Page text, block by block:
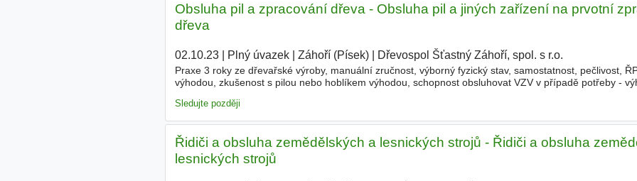
Obsluha pil a zpracování dřeva - Obsluha pil a jiných zařízení na prvotní
dřeva
02.10.23| Plný úvazek| Záhoří (Písek)| Dřevospol Šťastný Záhoří, spol. s r.o.
Praxe 3 roky ze dřevařské výroby, manuální zručnost, výborný fyzický stav, samostatnost, pečlivost,
výhodou, zkušenost s pilou nebo hoblíkem výhodou, schopnost obsluhovat VZV v případě potřeby -
Sledujte později
Řidiči a obsluha zemědělských a lesnických strojů - Řidiči a obsluha
lesnických strojů